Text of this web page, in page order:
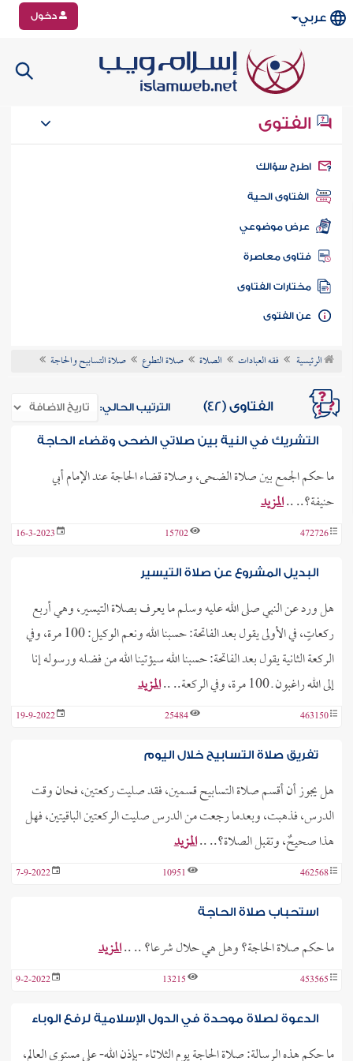
عربي دخول
الفتوى
سؤالك
الفتاوى الحية
عرض موضوعي
فتاوى معاصرة
مختارات الفتاوى
الفتوى
الرئيسية فقه العبادات الصلاة صلاة التطوع صلاة التسابيح والحاجة
الفتاوى (42) الترتيب الحالي:
التشريك في النية بين صلاتي الضحى وقضاء الحاجة
ما حكم الجمع بين صلاة الضحى، وصلاة قضاء الحاجة عند الإمام أبي
حنيفة؟.. ..المزيد
472726
15702
16-3-2023
البديل المشروع عن صلاة التيسير
هل ورد عن النبي صلى الله عليه وسلم ما يعرف بصلاة التيسير، وهي أربع
ركعاتٍ، في الأولى يقول بعد الفاتحة: حسبنا الله ونعم الوكيل: 100 مرة، وفي
الركعة الثانية يقول بعد الفاتحة: حسبنا الله سيؤتينا الله من فضله ورسوله إنا
إلى الله راغبون ـ 100 مرة، وفي الركعة.. ..
المزيد
463150
25484
19-9-2022
تفريق صلاة التسابيح خلال اليوم
هل يجوز أن أقسم صلاة التسابيح قسمين، فقد صليت ركعتين، فحان وقت
الدرس، فذهبت، وبعدما رجعت من الدرس صليت الركعتين الباقيتين، فهل
هذا صحيحٌ، وتقبل الصلاة؟.. ..المزيد
462568
10951
7-9-2022
استحباب صلاة الحاجة
ما حكم صلاة الحاجة؟ وهل هي حلال شرعا؟ .. ..المزيد
453565
13215
9-2-2022
الدعوة لصلاة موحدة في الدول الإسلامية لرفع الوباء
ما حكم هذه الرسالة: صلاة الحاجة يوم الثلاثاء -بإذن الله- على مستوى العالم،